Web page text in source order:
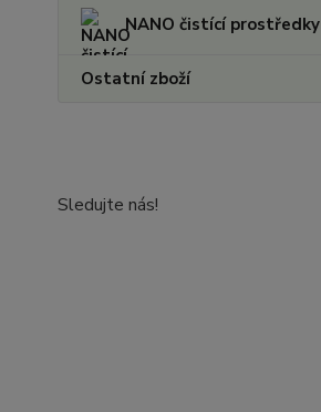
NANO čistící prostředky
Ostatní zboží
Sledujte nás!